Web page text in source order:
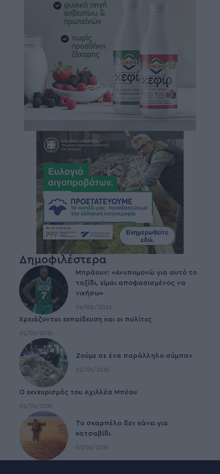
Δημοφιλέστερα
Μπράουν: «Ανυπομονώ για αυτό το
ταξίδι, είμαι αποφασισμένος να
νικήσω»
06/08/2026
Χρειάζονται εκπαίδευση και οι πολίτες
02/01/2015
Ζούμε σε ένα παράλληλο σύμπαν
02/01/2015
Ο εκνευρισμός του Αχιλλέα Μπέου
02/01/2015
To σκαρπέλο δεν κάνει για
κατσαβίδι
03/01/2015